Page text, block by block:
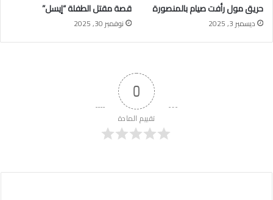
حريق مول رأفت صيام بالمنصورة
ديسمبر 3, 2025
قصة مقتل الطفلة “إيسل”
نوفمبر 30, 2025
0
تقييم المادة